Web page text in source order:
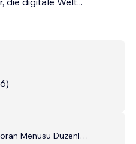
)
Restoran Menüsü Düzenleme